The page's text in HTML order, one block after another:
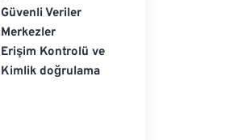
Güvenli Veriler
Merkezler
Erişim Kontrolü ve
Kimlik doğrulama